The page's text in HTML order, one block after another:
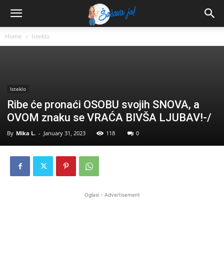
Home Isteklo
Isteklo
Ribe će pronaći OSOBU svojih SNOVA, a
OVOM znaku se VRAĆA BIVŠA LJUBAV!-/
By Mika L. - January 31, 2023 118 0
Oglasi - Advertisement